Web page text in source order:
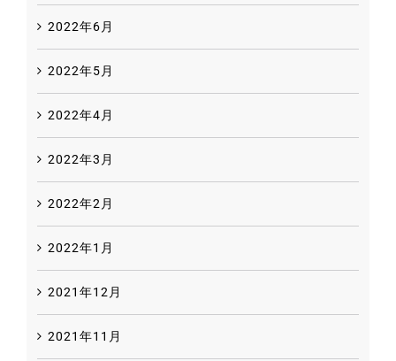
2022年6月
2022年5月
2022年4月
2022年3月
2022年2月
2022年1月
2021年12月
2021年11月